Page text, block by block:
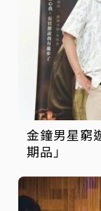
金鐘男星窮
期品」